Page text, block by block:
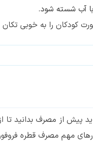
آب شسته شود.
کودکان را به خوبی
پیش از مصرف بدانید
مهم مصرف قطره